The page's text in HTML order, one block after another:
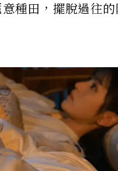
種田，擺脫過往的